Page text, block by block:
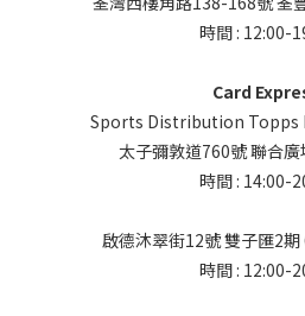
時間 : 12:00-
Card
Sports Distribution Topps
太子彌敦道760號 聯合
時間 : 14:00-
啟德沐翠街12號 雙子匯2
時間 : 12:00-